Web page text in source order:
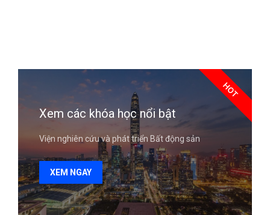
Xem các khóa học nổi bật
Viện nghiên cứu và phát triển Bất động sản
XEM NGAY
HOT